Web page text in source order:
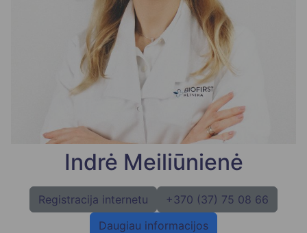
Indrė Meiliūnienė
Registracija internetu
+370 (37) 75 08 66
Daugiau informacijos